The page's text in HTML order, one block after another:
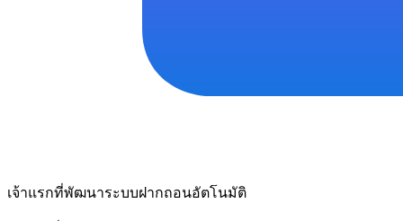
เจ้าแรกที่พัฒนาระบบฝากถอนอัตโนมัติ